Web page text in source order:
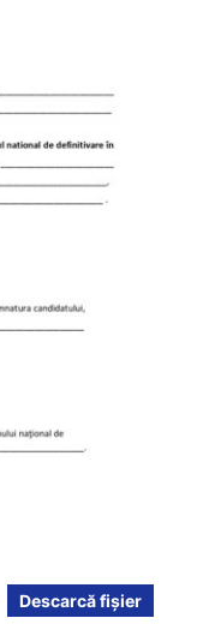
Descarcă fișier